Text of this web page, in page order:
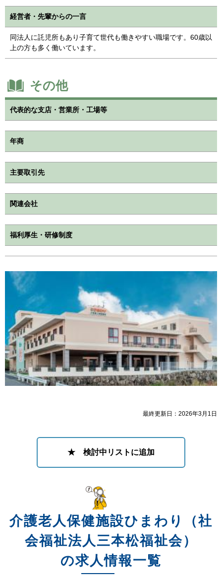
経営者・先輩からの一言
同法人に託児所もあり子育て世代も働きやすい職場です。60歳以
上の方も多く働いています。
その他
代表的な支店・営業所・工場等
年商
主要取引先
関連会社
福利厚生・研修制度
最終更新日：2026年3月1日
★ 検討中リストに追加
介護老人保健施設ひまわり（社
会福祉法人三本松福祉会）
の求人情報一覧